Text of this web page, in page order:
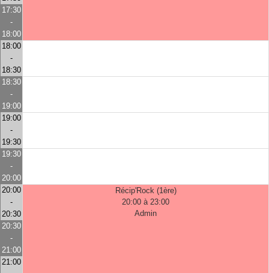
17:30
-
18:00
18:00
-
18:30
18:30
-
19:00
19:00
-
19:30
19:30
-
20:00
20:00
-
20:30
Récip'Rock (1ère)
20:00 à 23:00
Admin
20:30
-
21:00
21:00